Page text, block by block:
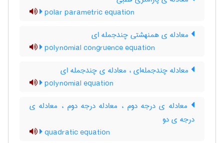
polar parametric equation
معادله ی همنهشتی چندجمله ای
polynomial congruence equation
معادله چندجمله‌ای ، معادله ی چندجمله ای
polynomial equation
معادله ی درجه دوم ، معادله درجه دوم ، معادله ی
درجه ی دو
quadratic equation